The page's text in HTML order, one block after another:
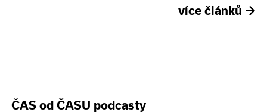
více článků →
ČAS od ČASU podcasty